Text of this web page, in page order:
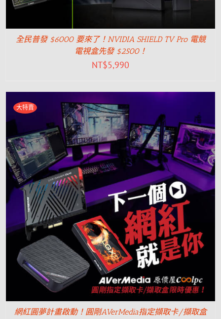
全民普發 $6000 要來了！NVIDIA SHIELD TV Pro 電競
電視盒先發 $2500！
NT$5,990
大特賣
網紅圓夢計畫啟動！圓剛AVerMedia指定擷取卡/擷取盒